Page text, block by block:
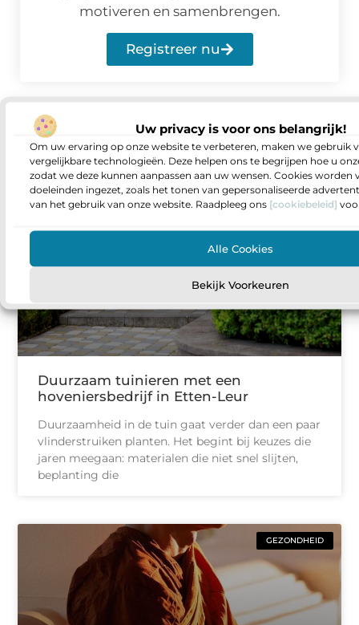
Uw privacy is voor ons belangrijk!
Om uw ervaring op onze website te verbeteren, maken we gebruik
vergelijkbare technologieën. Deze helpen ons te begrijpen hoe u
zodat we deze kunnen aanpassen aan uw wensen. Cookies worden
doeleinden ingezet, zoals het tonen van gepersonaliseerde
van het gebruik van onze website. Raadpleeg ons [cookiebeleid]
Alle Cookies
Bekijk Voorkeuren
motiveren en samenbrengen.
Registreer nu
Gerelateerde berichtendie u niet mag
missen
WONING EN TUIN
Duurzaam tuinieren met een
hoveniersbedrijf in Etten-Leur
Duurzaamheid in de tuin gaat verder dan een paar
vlinderstruiken planten. Het begint bij keuzes die
jaren meegaan: materialen die niet snel slijten,
beplanting die
GEZONDHEID